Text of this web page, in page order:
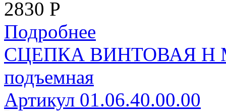
2830 Р
Подробнее
СЦЕПКА ВИНТОВАЯ Н
подъемная
Артикул 01.06.40.00.00